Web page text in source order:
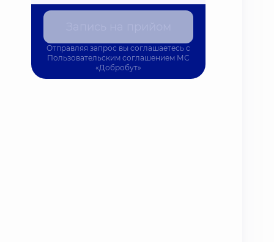
Отправляя запрос вы соглашаетесь с
Пользовательским соглашением МС
«Добробут»